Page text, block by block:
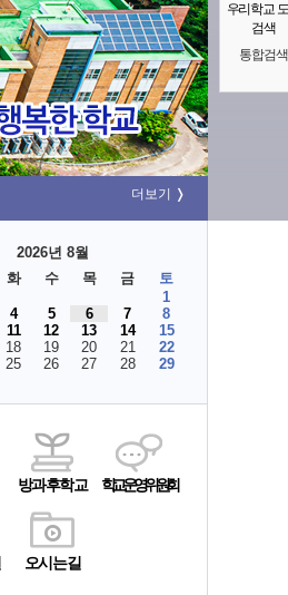
우리학교
검색
통합검색
더보기
2026년 8월
화 수 목 금
토
1
4 5 6 7
8
11 12 13 14
15
18 19 20 21
22
25 26 27 28
29
방과후학교 학교운영위원회
오시는길